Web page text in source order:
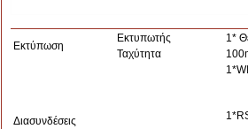
Εκτύπωση
Εκτυπωτής
1*
Ταχύτητα
Διασυνδέσεις